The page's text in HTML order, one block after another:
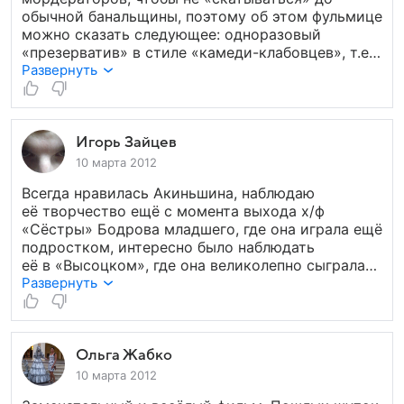
обычной банальщины, поэтому об этом фульмице
можно сказать следующее: одноразовый
«презерватив» в стиле «камеди-клабовцев», т.е.
поржал тупо и тут же забыл — о чём вся эта
стряпня, робяты!!! Лучше уж сделать некоторую
корректировку и в названии фульмица
подписать — восемь с половиной встреч на
кушетке, либо уж — «День сурка-2», -3, -4...
Смешно, видимо, младшему дошкольному
контенгенту, в изобилии выведенном за годы
перестройки...
Развернуть
Игорь Зайцев
10 марта 2012
Всегда нравилась Акиньшина, наблюдаю
её творчество ещё с момента выхода х/ф
«Сёстры» Бодрова младшего, где она играла ещё
подростком, интересно было наблюдать
её в «Высоцком», где она великолепно сыграла
последнюю музу великого поэта. Игра Оксанки
и тут порадовала, молодчинка. Хороший
ненапряжный фильмец для просмотра вдвоём,
сходили на него с любимой как раз 8 марта,
плюсую пятёрочку.
Развернуть
Ольга Жабко
10 марта 2012